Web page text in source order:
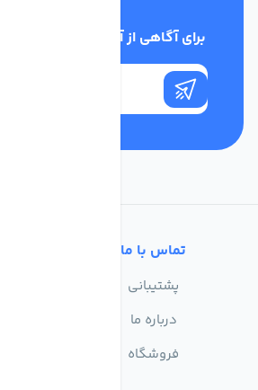
برای آگاهی از آخرین اخبار در
تماس با ما
پشتیبانی
درباره ما
فروشگاه